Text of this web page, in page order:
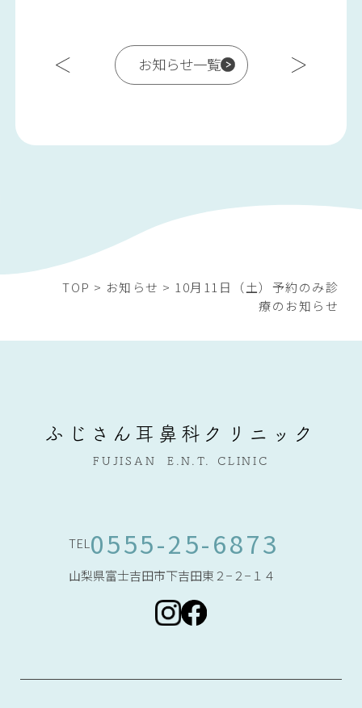
お知らせ一覧
TOP > お知らせ > 10月11日（土）予約のみ診
療のお知らせ
ふじさん耳鼻科クリニック
FUJISAN E.N.T. CLINIC
TEL 0555-25-6873
山梨県富士吉田市下吉田東２−２−１４